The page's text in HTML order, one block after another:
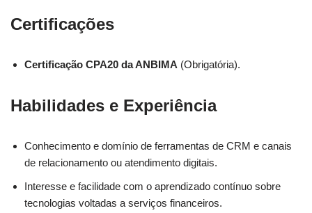
Certificações
Certificação CPA20 da ANBIMA (Obrigatória).
Habilidades e Experiência
Conhecimento e domínio de ferramentas de CRM e canais
de relacionamento ou atendimento digitais.
Interesse e facilidade com o aprendizado contínuo sobre
tecnologias voltadas a serviços financeiros.